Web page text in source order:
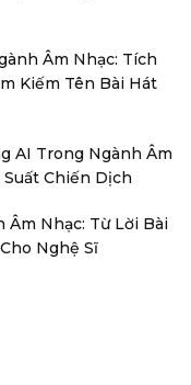
Âm Nhạc: Tích
Kiếm Tên Bài Hát
AI Trong Ngành Âm
Chiến Dịch
Âm Nhạc: Từ Lời Bài
Nghệ Sĩ